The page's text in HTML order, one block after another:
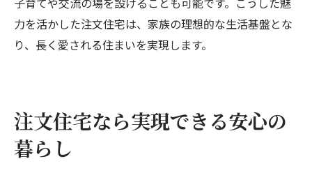
力を活かした注文住宅は、家族の理想的な生活基盤とな
り、長く愛される住まいを実現します。
注文住宅なら実現できる安心の
暮らし